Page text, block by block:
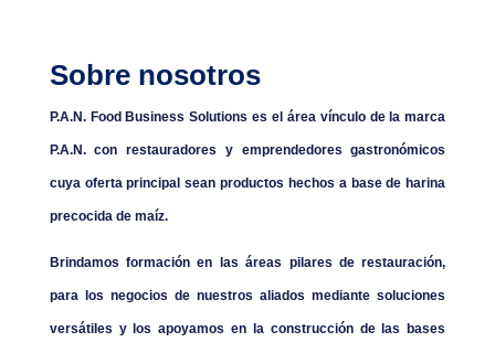
Sobre nosotros
P.A.N. Food Business Solutions es el área vínculo de la marca
P.A.N. con restauradores y emprendedores gastronómicos
cuya oferta principal sean productos hechos a base de harina
precocida de maíz.
Brindamos formación en las áreas pilares de restauración,
para los negocios de nuestros aliados mediante soluciones
versátiles y los apoyamos en la construcción de las bases